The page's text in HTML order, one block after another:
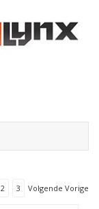
2 3 Volgende Vorige